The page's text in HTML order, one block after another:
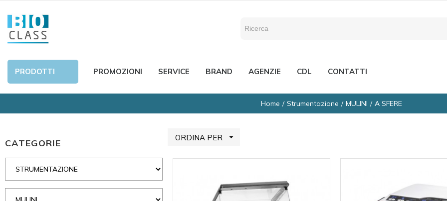
PRODOTTI PROMOZIONI SERVICE BRAND AGENZIE CDL CONTATTI
Home Strumentazione MULINI A SFERE
CATEGORIE ORDINA PER 